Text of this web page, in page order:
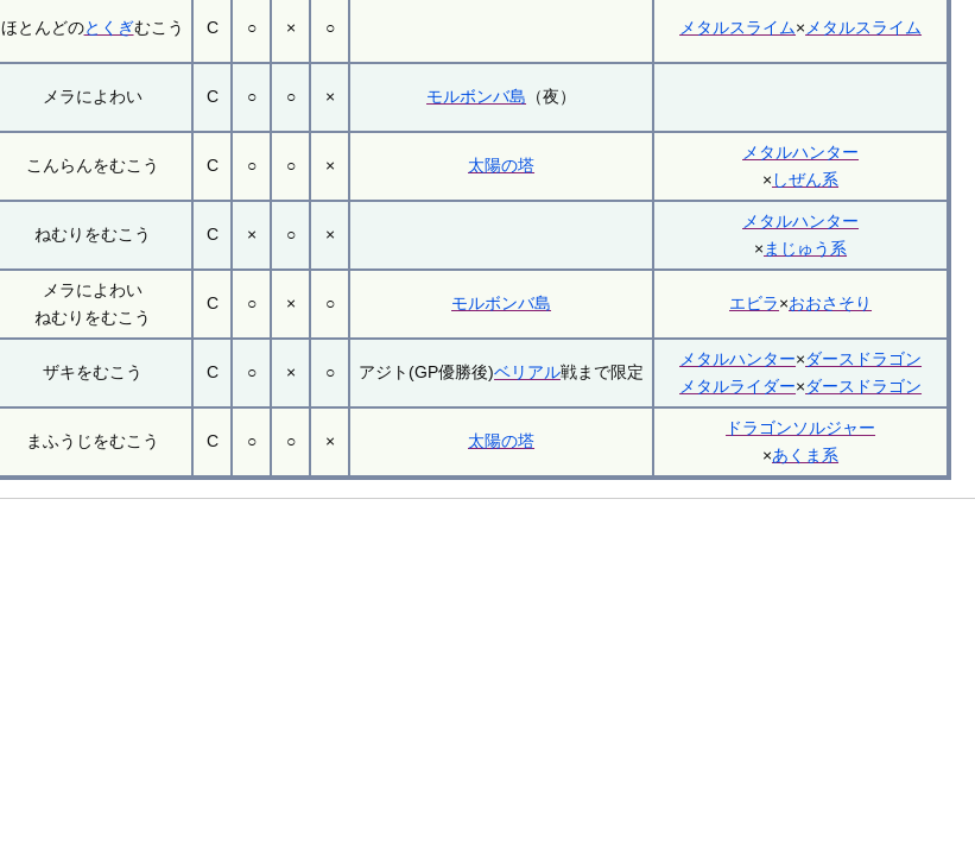
ほとんどのとくぎむこう C ○ × ○ メタルスライム× メタルスライム
メラによわい C ○ ○ × モルボンバ島 （夜）
こんらんをむこう C ○ ○ × 太陽の塔
メタルハンター
× しぜん系
ねむりをむこう C × ○ ×
メタルハンター
× まじゅう系
メラによわい
ねむりをむこう
C ○ × ○ モルボンバ島 エビラ×おおさそり
ザキをむこう C ○ × ○ アジト(GP優勝後)ベリアル戦まで限定
メタルハンター×ダースドラゴン
メタルライダー×ダースドラゴン
まふうじをむこう C ○ ○ × 太陽の塔
ドラゴンソルジャー
×あくま系